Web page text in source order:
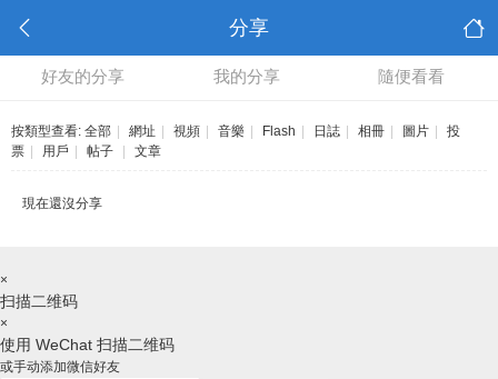
分享
好友的分享 我的分享 隨便看看
按類型查看: 全部 網址 視頻 音樂 Flash 日誌 相冊 圖片
投
票
用戶 帖子 文章
現在還沒分享
×
扫描二维码
×
使用 WeChat 扫描二维码
或手动添加微信好友